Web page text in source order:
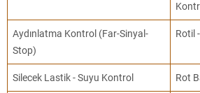
Aydınlatma Kontrol (Far-Sinyal-
Stop)
Rotil
Silecek Lastik - Suyu Kontrol Rot